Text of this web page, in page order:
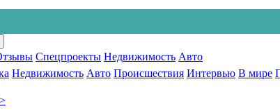
Спецпроекты Недвижимость Авто
Недвижимость Авто Происшествия Интервью В мире